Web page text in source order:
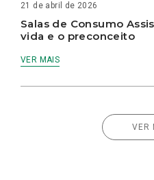
21 de abril de 2026
Salas de Consumo
vida e o preconceito
VER MAIS
VER